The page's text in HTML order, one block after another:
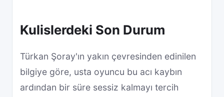
Kulislerdeki Son Durum
Türkan Şoray'ın yakın çevresinden edinilen
bilgiye göre, usta oyuncu bu acı kaybın
ardından bir süre sessiz kalmayı tercih